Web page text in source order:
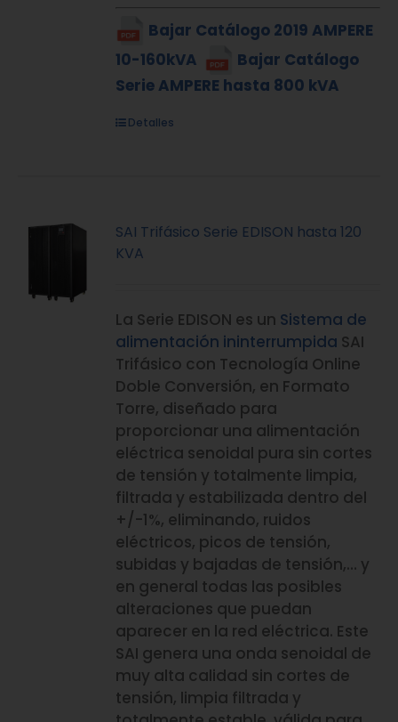
Bajar Catálogo 2019 AMPERE
10-160kVA
Bajar Catálogo
Serie AMPERE hasta 800 kVA
Detalles
SAI Trifásico Serie EDISON hasta 120
KVA
La Serie EDISON es un Sistema de
alimentación ininterrumpida SAI
Trifásico con Tecnología Online
Doble Conversión, en Formato
Torre, diseñado para
proporcionar una alimentación
eléctrica senoidal pura sin cortes
de tensión y totalmente limpia,
filtrada y estabilizada dentro del
+/-1%, eliminando, ruidos
eléctricos, picos de tensión,
subidas y bajadas de tensión,… y
en general todas las posibles
alteraciones que puedan
aparecer en la red eléctrica. Este
SAI genera una onda senoidal de
muy alta calidad sin cortes de
tensión, limpia filtrada y